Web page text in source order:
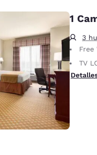
1
3
Free
TV